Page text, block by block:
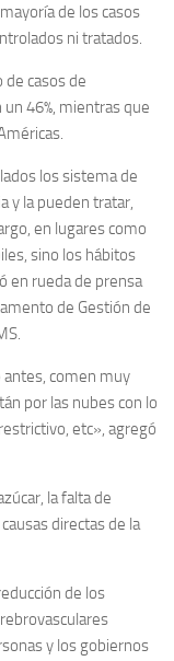
de los casos
ni tratados.
casos de
46%, mientras que
los sistema de
y la pueden tratar,
en lugares como
sino los hábitos
en rueda de prensa
de Gestión de
antes, comen muy
por las nubes con lo
etc», agregó
la falta de
directas de la
de los
y los gobiernos